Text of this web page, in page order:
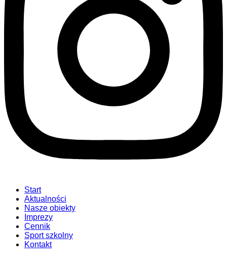
Start
Aktualności
Nasze obiekty
Imprezy
Cennik
Sport szkolny
Kontakt